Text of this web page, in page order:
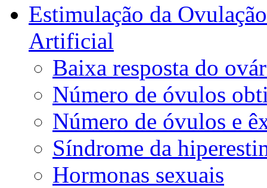
Estimulação da
Artificial
Baixa resposta do
Número de óvulos
Número de óvulos e
Síndrome da
Hormonas sexuais